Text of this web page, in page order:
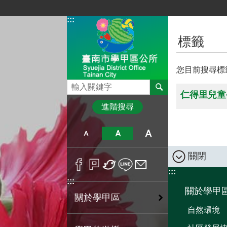
:::
搜尋
進階搜尋
:::
關於學甲區
標籤
您目前搜尋標
仁得里兒
關閉
:::
關於學甲
自然環境